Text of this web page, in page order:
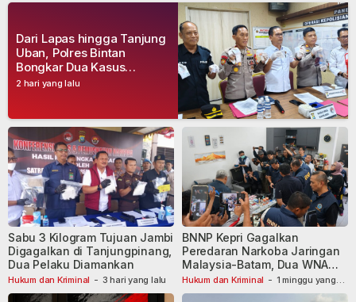
2 hari yang lalu
Dari Lapas hingga Tanjung
Uban, Polres Bintan
Bongkar Dua Kasus
Narkoba, Empat Tersangka
Hukum dan Kriminal - 3 hari yang lalu
Sabu 3 Kilogram Tujuan Jambi
Digagalkan di Tanjungpinang,
Dua Pelaku Diamankan
Hukum dan Kriminal - 1 minggu yang
BNNP Kepri Gagalkan
Peredaran Narkoba Jaringan
Malaysia-Batam, Dua WNA
Masih Diburu